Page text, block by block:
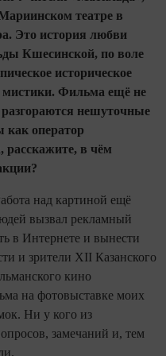
театре в
Это история любви
Кшесинской, по воле
историческое
мистики. Фильма ещё не
нешуточные
как оператор
расскажите, в чём
над картиной ещё
вызвал рекламный
в Интернете и вынести
и зрители XII Казанского
кино
на фотовыставке моих
Ни у кого из
за­мечаний и, тем